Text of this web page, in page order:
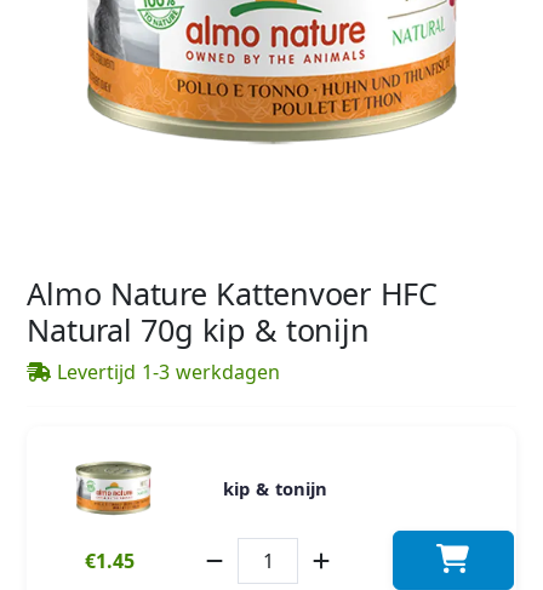
Almo Nature Kattenvoer HFC
Natural 70g kip & tonijn
Levertijd 1-3 werkdagen
kip & tonijn
€1.45